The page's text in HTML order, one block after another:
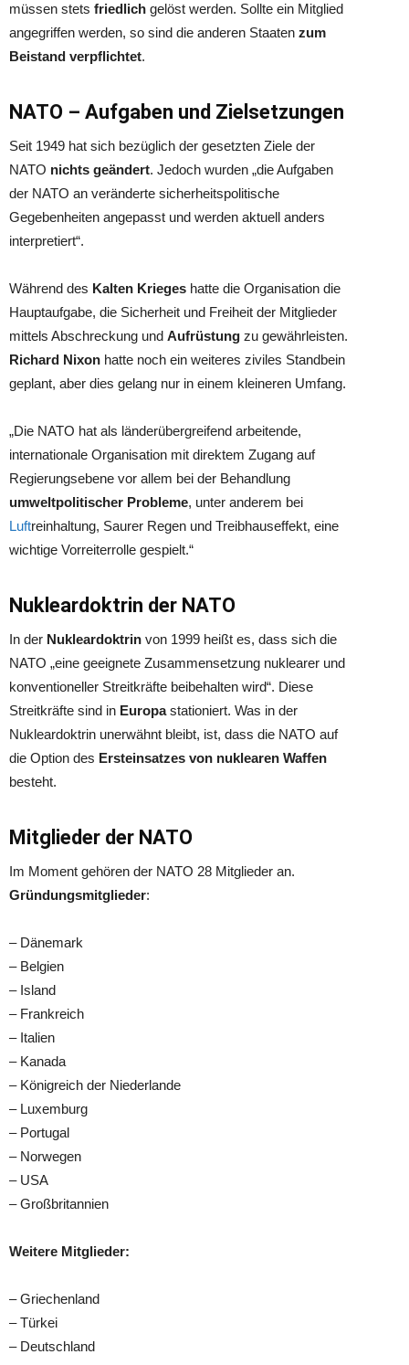
müssen stets friedlich gelöst werden. Sollte ein Mitglied
angegriffen werden, so sind die anderen Staaten zum
Beistand verpflichtet.
NATO – Aufgaben und Zielsetzungen
Seit 1949 hat sich bezüglich der gesetzten Ziele der
NATO nichts geändert. Jedoch wurden „die Aufgaben
der NATO an veränderte sicherheitspolitische
Gegebenheiten angepasst und werden aktuell anders
interpretiert“.
Während des Kalten Krieges hatte die Organisation die
Hauptaufgabe, die Sicherheit und Freiheit der Mitglieder
mittels Abschreckung und Aufrüstung zu gewährleisten.
Richard Nixon hatte noch ein weiteres ziviles Standbein
geplant, aber dies gelang nur in einem kleineren Umfang.
„Die NATO hat als länderübergreifend arbeitende,
internationale Organisation mit direktem Zugang auf
Regierungsebene vor allem bei der Behandlung
umweltpolitischer Probleme, unter anderem bei
Luftreinhaltung, Saurer Regen und Treibhauseffekt, eine
wichtige Vorreiterrolle gespielt.“
Nukleardoktrin der NATO
In der Nukleardoktrin von 1999 heißt es, dass sich die
NATO „eine geeignete Zusammensetzung nuklearer und
konventioneller Streitkräfte beibehalten wird“. Diese
Streitkräfte sind in Europastationiert. Was in der
Nukleardoktrin unerwähnt bleibt, ist, dass die NATO auf
die Option des Ersteinsatzes von nuklearen Waffen
besteht.
Mitglieder der NATO
Im Moment gehören der NATO 28 Mitglieder an.
Gründungsmitglieder:
– Dänemark
– Belgien
– Island
– Frankreich
– Italien
– Kanada
– Königreich der Niederlande
– Luxemburg
– Portugal
– Norwegen
– USA
– Großbritannien
Weitere Mitglieder:
– Griechenland
– Türkei
– Deutschland